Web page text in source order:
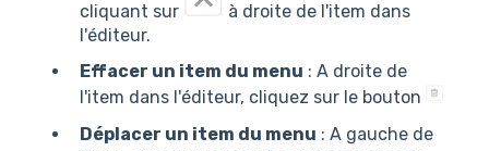
cliquant sur
à droite de l'item dans
l'éditeur.
Effacer un item du menu : A droite de
l'item dans l'éditeur, cliquez sur le bouton
Déplacer un item du menu : A gauche de